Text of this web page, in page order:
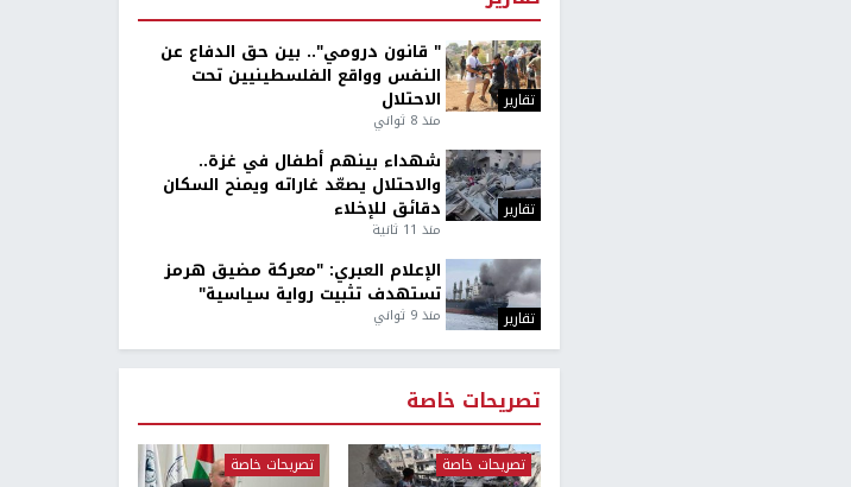
تقارير
" قانون درومي".. بين حق الدفاع عن
النفس وواقع الفلسطينيين تحت
الاحتلال
منذ 8 ثواني
تقارير
شهداء بينهم أطفال في غزة..
والاحتلال يصعّد غاراته ويمنح السكان
دقائق للإخلاء
منذ 11 ثانية
تقارير
الإعلام العبري: "معركة مضيق هرمز
تستهدف تثبيت رواية سياسية"
منذ 9 ثواني
تصريحات خاصة
تصريحات خاصة تصريحات خاصة